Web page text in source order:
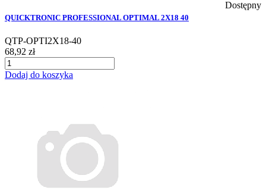
Dostępny
QUICKTRONIC PROFESSIONAL OPTIMAL 2X18 40
QTP-OPTI2X18-40
68,92 zł
Dodaj do koszyka